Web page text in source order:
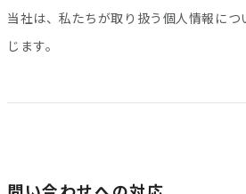
当社は、私たちが取り扱う個人情報に
じます。